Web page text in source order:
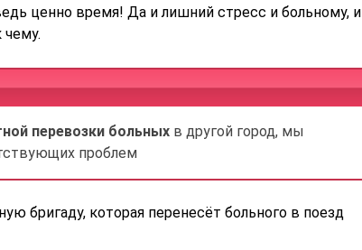
ценно время! Да и лишний стресс и больному, и
перевозки больных в другой город, мы
проблем
бригаду, которая перенесёт больного в поезд